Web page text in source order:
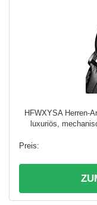
HFWXYSA Herren-
luxuriös,